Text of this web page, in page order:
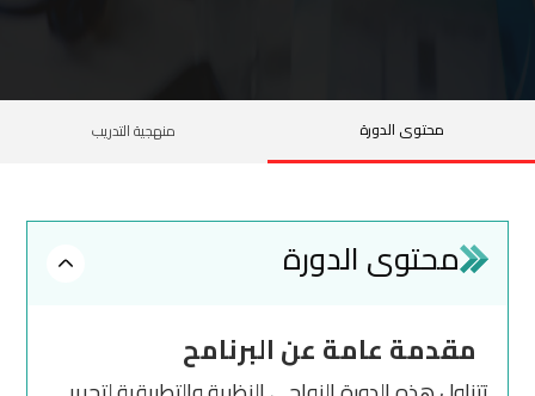
محتوى الدورة منهجية التدريب
محتوى الدورة
مقدمة عامة عن البرنامح